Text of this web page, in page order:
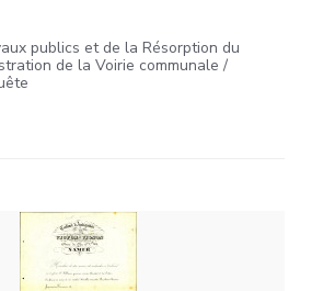
publics et de la Résorption du
de la Voirie communale /